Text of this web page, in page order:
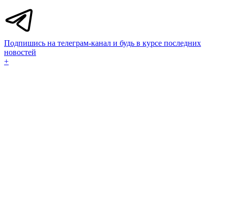
Подпишись на телеграм-канал и будь в курсе последних
новостей
+